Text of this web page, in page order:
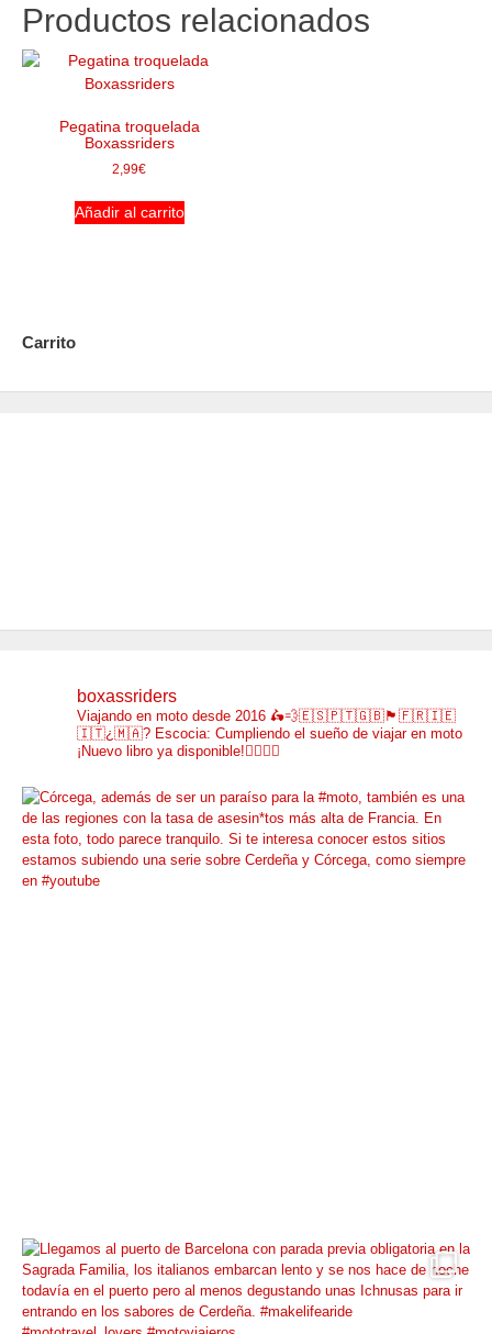
Productos relacionados
Pegatina troquelada
Boxassriders
2,99€
Añadir al carrito
Carrito
boxassriders
Viajando en moto desde 2016🛵💨🇪🇸🇵🇹🇬🇧🏴󠁧󠁢󠁳󠁣󠁴󠁿🇫🇷🇮🇪
🇮🇹¿🇲🇦?Escocia: Cumpliendo el sueño de viajar en moto
¡Nuevo libro ya disponible!👇🏼👇🏼